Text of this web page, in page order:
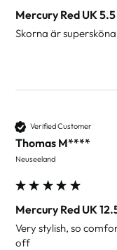
Mercury Red UK
Skorna är
Verified Customer
Thomas M****
Neuseeland
Mercury Red UK
Very stylish, so
off